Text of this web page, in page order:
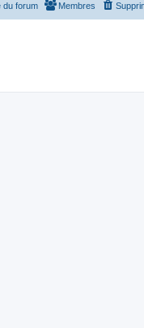
Membres
du forum